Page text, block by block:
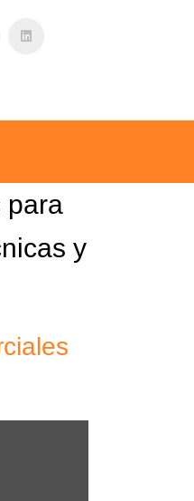
para
y